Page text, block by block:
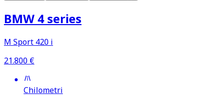
BMW 4 series
M Sport 420 i
21.800 €
Chilometri